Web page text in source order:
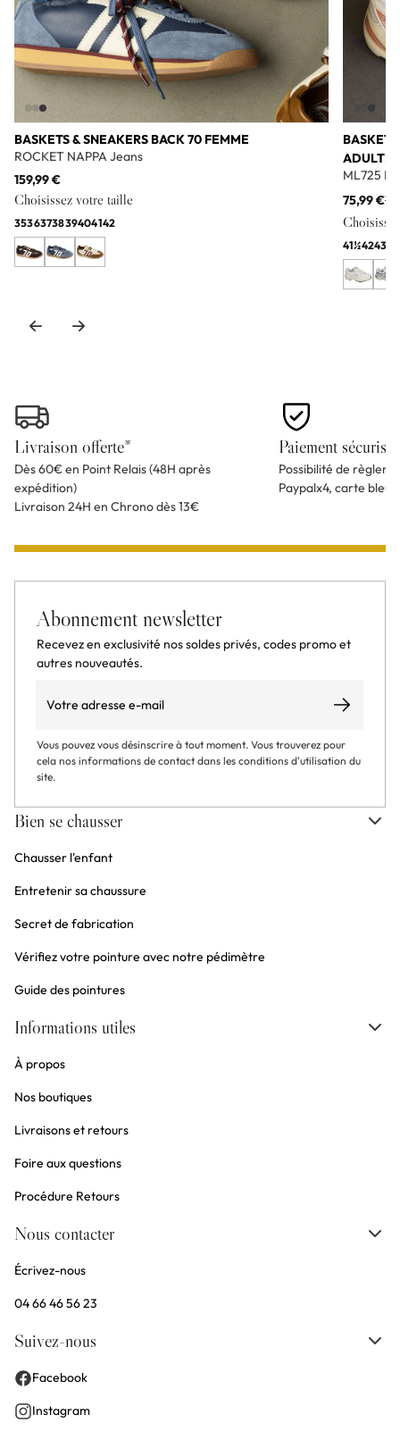
BASKETS & SNEAKERS BACK 70 FEMME
ROCKET NAPPA Jeans
159,99 €
Choisissez votre taille
3536373839404142
ADULTE
ML725
75,99 €
41½4243
Livraison offerte*
Dès 60€ en Point Relais (48H après
expédition)
Livraison 24H en Chrono dès 13€
Paiement sécurisé
Possibilité de
Paypalx4, carte
Abonnement newsletter
Recevez en exclusivité nos soldes privés, codes promo et
autres nouveautés.
S’abonner
Vous pouvez vous désinscrire à tout moment. Vous trouverez pour
cela nos informations de contact dans les conditions d'utilisation du
site.
Bien se chausser
Chausser l'enfant
Entretenir sa chaussure
Secret de fabrication
Vérifiez votre pointure avec notre pédimètre
Guide des pointures
Informations utiles
À propos
Nos boutiques
Livraisons et retours
Foire aux questions
Procédure Retours
Nous contacter
Écrivez-nous
04 66 46 56 23
Suivez-nous
Facebook
Instagram